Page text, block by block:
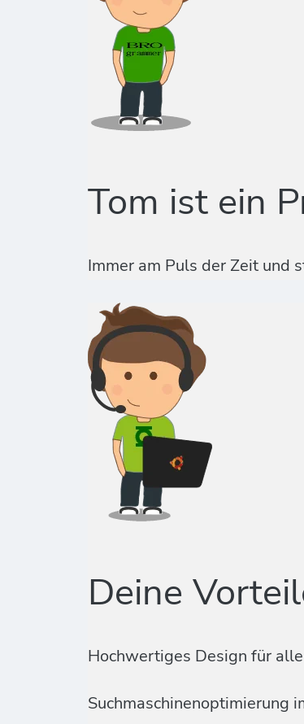
Tom ist ein
Immer am Puls der Zeit und
Deine
Hochwertiges Design für
Suchmaschinenoptimierung